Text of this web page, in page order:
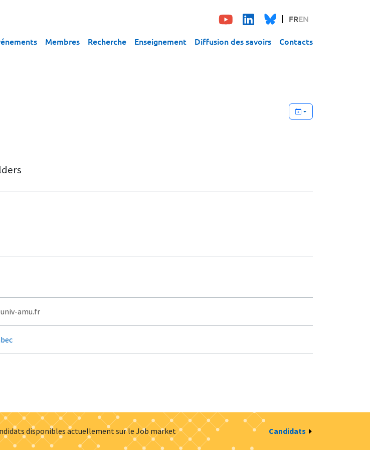
FREN
Membres Recherche Enseignement Diffusion des savoirs Contacts
amu.fr
disponibles actuellement sur le Job market Candidats